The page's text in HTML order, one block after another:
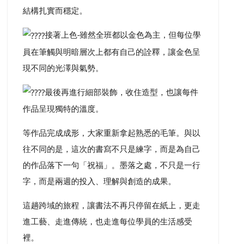
結構扎實而穩定。
接著上色-雖然全班都以金色為主，但每位學
員在筆觸與明暗層次上都有自己的詮釋，讓金色呈
現不同的光澤與氣勢。
最後再進行細部裝飾，收住造型，也讓每件
作品呈現獨特的溫度。
等作品完成成形，大家重新拿起熟悉的毛筆。與以
往不同的是，這次的書寫不只是練字，而是為自己
的作品落下一句「祝福」。墨落之處，不只是一行
字，而是兩週的投入、理解與創造的成果。
這趟跨域的旅程，讓書法不再只停留在紙上，更走
進工藝、走進傳統，也走進每位學員的生活感受
裡。